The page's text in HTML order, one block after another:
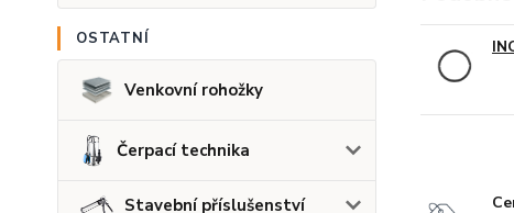
OSTATNÍ
Venkovní rohožky
Čerpací technika
Stavební příslušenství